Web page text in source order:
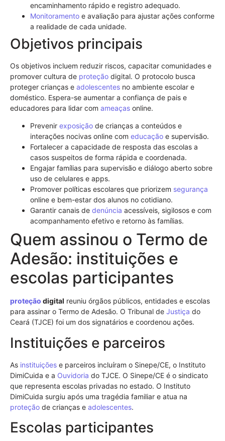
encaminhamento rápido e registro adequado.
Monitoramento e avaliação para ajustar ações conforme
a realidade de cada unidade.
Objetivos principais
Os objetivos incluem reduzir riscos, capacitar comunidades e
promover cultura de proteção digital. O protocolo busca
proteger crianças e adolescentes no ambiente escolar e
doméstico. Espera-se aumentar a confiança de pais e
educadores para lidar com ameaças online.
Prevenir exposição de crianças a conteúdos e
interações nocivas online com educação e supervisão.
Fortalecer a capacidade de resposta das escolas a
casos suspeitos de forma rápida e coordenada.
Engajar famílias para supervisão e diálogo aberto sobre
uso de celulares e apps.
Promover políticas escolares que priorizem segurança
online e bem-estar dos alunos no cotidiano.
Garantir canais de denúncia acessíveis, sigilosos e com
acompanhamento efetivo e retorno às famílias.
Quem assinou o Termo de
Adesão: instituições e
escolas participantes
proteção digital reuniu órgãos públicos, entidades e escolas
para assinar o Termo de Adesão. O Tribunal de Justiça do
Ceará (TJCE) foi um dos signatários e coordenou ações.
Instituições e parceiros
As instituições e parceiros incluíram o Sinepe/CE, o Instituto
DimiCuida e a Ouvidoria do TJCE. O Sinepe/CE é o sindicato
que representa escolas privadas no estado. O Instituto
DimiCuida surgiu após uma tragédia familiar e atua na
proteção de crianças e adolescentes.
Escolas participantes